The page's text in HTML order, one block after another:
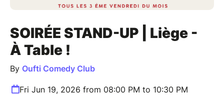
SOIRÉE STAND-UP | Liège -
À Table !
By Oufti Comedy Club
Fri Jun 19, 2026 from 08:00 PM to 10:30 PM